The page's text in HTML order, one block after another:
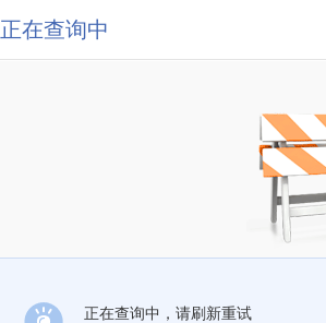
正在查询中
正在查询中，请刷新重试